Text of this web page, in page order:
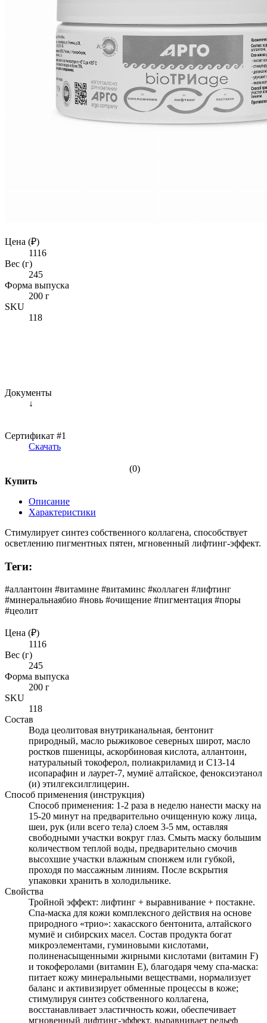
Цена (₽)
1116
Вес (г)
245
Форма выпуска
200 г
SKU
118
Документы
↓
Сертификат #1
Скачать
(0)
Купить
Описание
Характеристики
Стимулирует синтез собственного коллагена, способствует
осветлению пигментных пятен, мгновенный лифтинг-эффект.
Теги:
#аллантоин #витаминe #витаминс #коллаген #лифтинг
#минеральнаябио #новь #очищение #пигментация #поры
#цеолит
Цена (₽)
1116
Вес (г)
245
Форма выпуска
200 г
SKU
118
Состав
Вода цеолитовая внутриканальная, бентонит
природный, масло рыжиковое северных широт, масло
ростков пшеницы, аскорбиновая кислота, аллантоин,
натуральный токоферол, полиакриламид и C13-14
исопарафин и лаурет-7, мумиё алтайское, феноксиэтанол
(и) этилгексилглицерин.
Способ применения (инструкция)
Способ применения: 1-2 раза в неделю нанести маску на
15-20 минут на предварительно очищенную кожу лица,
шеи, рук (или всего тела) слоем 3-5 мм, оставляя
свободными участки вокруг глаз. Смыть маску большим
количеством теплой воды, предварительно смочив
высохшие участки влажным спонжем или губкой,
проходя по массажным линиям. После вскрытия
упаковки хранить в холодильнике.
Свойства
Тройной эффект: лифтинг + выравнивание + постакне.
Спа-маска для кожи комплексного действия на основе
природного «трио»: хакасского бентонита, алтайского
мумиё и сибирских масел. Состав продукта богат
микроэлементами, гуминовыми кислотами,
полиненасыщенными жирными кислотами (витамин F)
и токоферолами (витамин Е), благодаря чему спа-маска:
питает кожу минеральными веществами, нормализует
баланс и активизирует обменные процессы в коже;
стимулируя синтез собственного коллагена,
восстанавливает эластичность кожи, обеспечивает
мгновенный лифтинг-эффект, выравнивает рельеф